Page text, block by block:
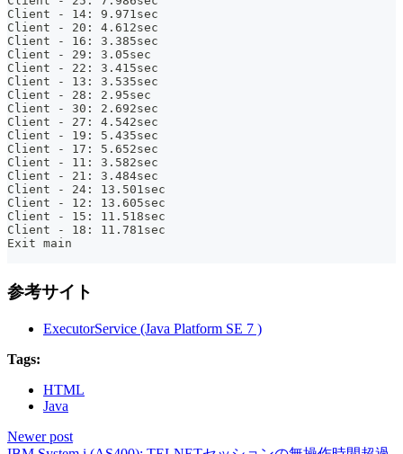
Client - 14: 9.971sec
Client - 20: 4.612sec
Client - 16: 3.385sec
Client - 29: 3.05sec
Client - 22: 3.415sec
Client - 13: 3.535sec
Client - 28: 2.95sec
Client - 30: 2.692sec
Client - 27: 4.542sec
Client - 19: 5.435sec
Client - 17: 5.652sec
Client - 11: 3.582sec
Client - 21: 3.484sec
Client - 24: 13.501sec
Client - 12: 13.605sec
Client - 15: 11.518sec
Client - 18: 11.781sec
Exit main
参考サイト
ExecutorService (Java Platform SE 7 )
Tags:
HTML
Java
Newer post